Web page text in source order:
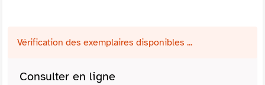
Vérification des exemplaires disponibles ...
Consulter en ligne